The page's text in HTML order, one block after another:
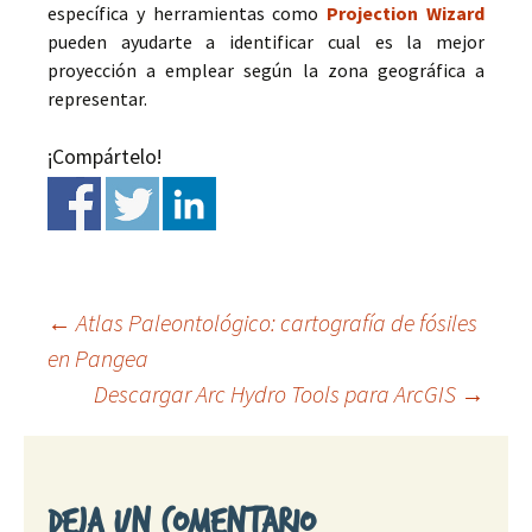
específica y herramientas como Projection Wizard
pueden ayudarte a identificar cual es la mejor
proyección a emplear según la zona geográfica a
representar.
¡Compártelo!
Ir
a
← Atlas Paleontológico: cartografía de fósiles
en Pangea
Descargar Arc Hydro Tools para ArcGIS →